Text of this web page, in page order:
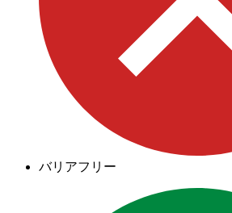
バリアフリー